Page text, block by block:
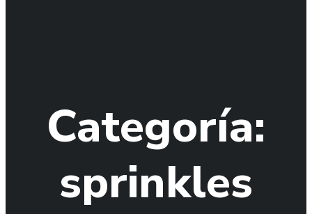
Categoría:
sprinkles